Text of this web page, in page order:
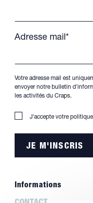
Adresse mail*
Votre adresse mail est
envoyer notre bulletin
les activités du Craps.
J'accepte votre
Informations